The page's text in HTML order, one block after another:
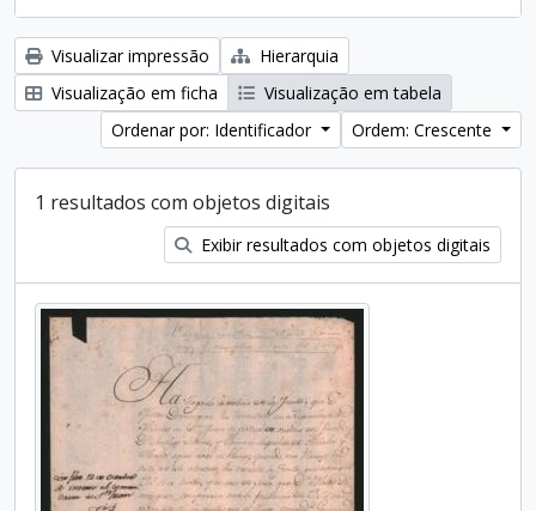
Visualizar impressão
Hierarquia
Visualização em ficha
Visualização em tabela
Ordenar por: Identificador
Ordem: Crescente
1 resultados com objetos digitais
Exibir resultados com objetos digitais